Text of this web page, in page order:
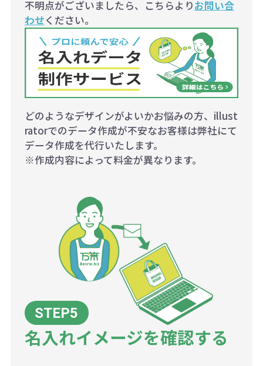
不明点がございましたら、こちらよりお問い合
わせください。
どのようなデザインがよいかお悩みの方、illust
ratorでのデータ作成が不安なお客様は弊社にて
データ作成を代行いたします。
※作成内容によって料金が異なります。
名入れイメージを確認する